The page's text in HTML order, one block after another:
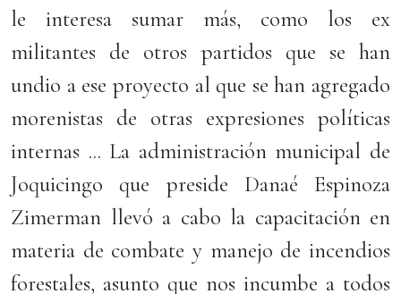
le interesa sumar más, como los ex
militantes de otros partidos que se han
undio a ese proyecto al que se han agregado
morenistas de otras expresiones políticas
internas ... La administración municipal de
Joquicingo que preside Danaé Espinoza
Zimerman llevó a cabo la capacitación en
materia de combate y manejo de incendios
forestales, asunto que nos incumbe a todos